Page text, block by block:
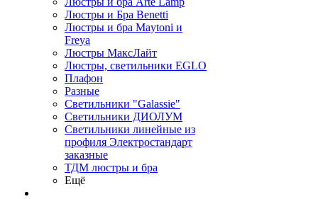
Люстры и Бра Benetti
Люстры и бра Maytoni и
Freya
Люстры МаксЛайт
Люстры, светильники EGLO
Плафон
Разные
Светильники "Galassie"
Светильники ДИОЛУМ
Светильники линейные из
профиля Электростандарт
заказные
ТДМ люстры и бра
Ещё